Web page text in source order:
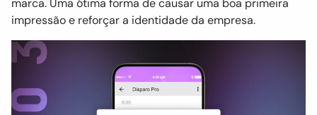
marca. Uma ótima forma de causar uma boa primeira
impressão e reforçar a identidade da empresa.